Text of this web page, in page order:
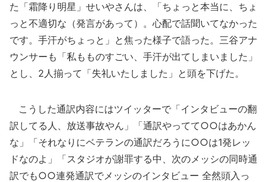
た「霜降り明星」せいやさんは、「ちょっと本当に、ちょ
っと不適切な（発言があって）。心配で話聞いてなかった
です。手汗がちょっと」と焦った様子で語った。三谷アナ
ウンサーも「私もものすごい、手汗が出てしまいました」
とし、2人揃って「失礼いたしました」と頭を下げた。
こうした通訳内容にはツイッターで「インタビューの翻
訳してる人、放送事故やん」「通訳やってて○○はあかん
な」「それなりにベテランの通訳だろうに○○は1発レッ
ドなのよ」「スタジオが謝罪する中、次のメッシの同時通
訳でも○○連発通訳でメッシのインタビュー 全然頭入っ